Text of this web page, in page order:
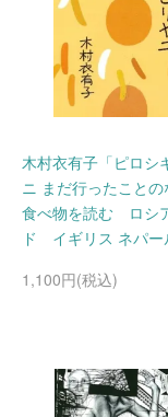
木村衣有子「ピロシ
ニ まだ行ったこと
食べ物を読む ロシ
ド イギリス ネパー
1,100円(税込)